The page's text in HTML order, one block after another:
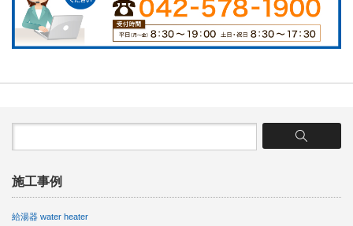
施工事例
給湯器 water heater